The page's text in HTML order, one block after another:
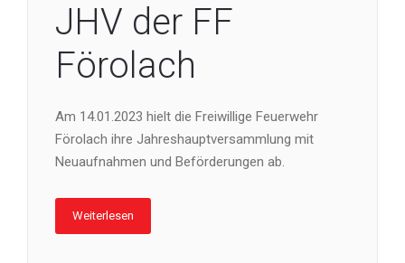
JHV der FF
Förolach
Am 14.01.2023 hielt die Freiwillige Feuerwehr
Förolach ihre Jahreshauptversammlung mit
Neuaufnahmen und Beförderungen ab.
Weiterlesen